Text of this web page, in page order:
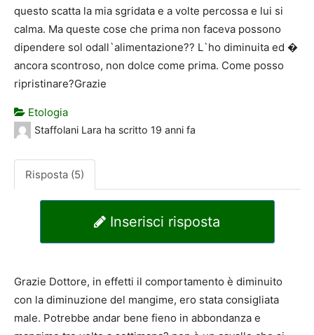
questo scatta la mia sgridata e a volte percossa e lui si
calma. Ma queste cose che prima non faceva possono
dipendere sol odall`alimentazione?? L`ho diminuita ed �
ancora scontroso, non dolce come prima. Come posso
ripristinare?Grazie
Etologia
Staffolani Lara ha scritto 19 anni fa
Risposta (5)
Inserisci risposta
Grazie Dottore, in effetti il comportamento è diminuito
con la diminuzione del mangime, ero stata consigliata
male. Potrebbe andar bene fieno in abbondanza e